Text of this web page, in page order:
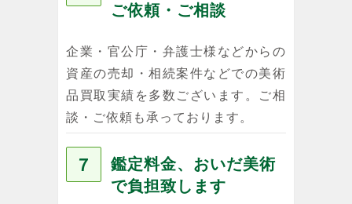
ご依頼・ご相談
企業・官公庁・弁護士様などからの
資産の売却・相続案件などでの美術
品買取実績を多数ございます。ご相
談・ご依頼も承っております。
７
鑑定料金、おいだ美術
で負担致します